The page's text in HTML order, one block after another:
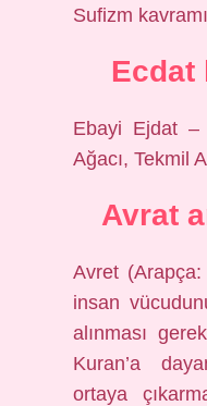
Sufizm
Ecdat
Ebayi Ejdat –
Ağacı, Tekmil
Avrat
Avret (Arapça: عورة, Romanize: Avra)
insan
alınması
Kuran’a
ortaya